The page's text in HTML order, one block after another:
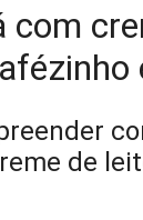
com
de